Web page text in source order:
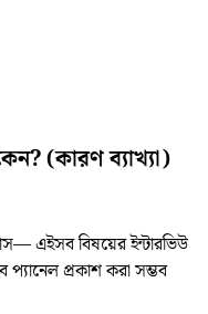
(কারণ ব্যাখ্যা)
এইসব বিষয়ের ইন্টারভিউ
প্রকাশ করা সম্ভব